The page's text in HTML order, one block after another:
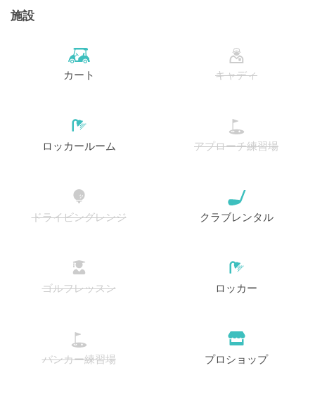
施設
カート キャディ
ロッカールーム アプローチ練習場
ドライビングレンジ クラブレンタル
ゴルフレッスン ロッカー
バンカー練習場 プロショップ